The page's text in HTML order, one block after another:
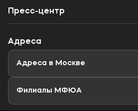
Наука
Калькулятор ЕГЭ
Мероприятия
Специалитет
Магистратура
Аспирантура
Дополнительное образование
Пресс-центр
Новости
Адреса
Адреса в Москве
Филиалы МФЮА